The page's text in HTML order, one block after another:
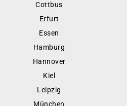
Cottbus
Erfurt
Essen
Hamburg
Hannover
Kiel
Leipzig
München